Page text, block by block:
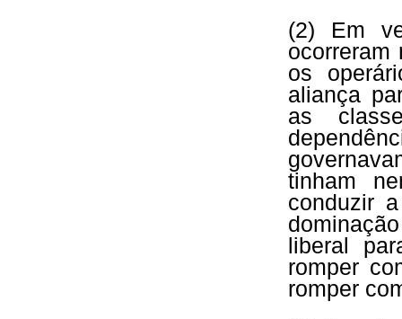
(2) Em
ocorreram
os
aliança
as
tinham
conduzir
liberal
romper
romper